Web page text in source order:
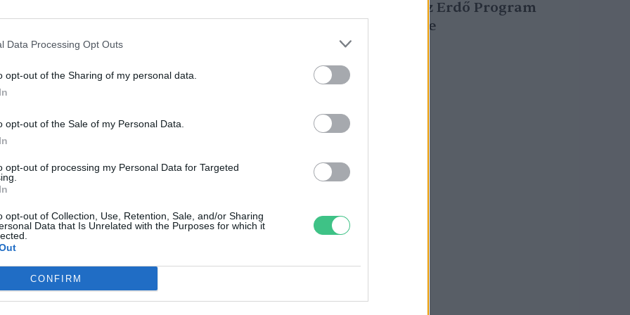
Data Processing Opt Outs
opt-out of the Sharing of my personal data.
opt-out of the Sale of my Personal Data.
opt-out of processing my Personal Data for Targeted
opt-out of Collection, Use, Retention, Sale, and/or Sharing
Data that Is Unrelated with the Purposes for which it
CONFIRM
az
Iskolában az Erdő Program
őszi ütemére
Greendex Szemle
tavasszal 500 iskolába
be az erdő
Szemle